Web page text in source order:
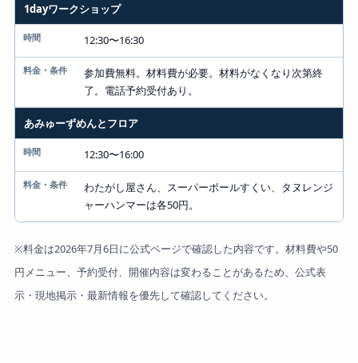
1dayワークショップ
12:30〜16:30
参加費無料。材料費が必要。材料がなくなり次第終
了。電話予約受付あり。
あみゅーずめんとフロア
12:30〜16:00
わたがし屋さん、スーパーボールすくい、タヌレンジ
ャーハンマーは各50円。
※料金は2026年7月6日に公式ページで確認した内容です。材料費や50
円メニュー、予約受付、開催内容は変わることがあるため、公式表
示・現地掲示・最新情報を優先して確認してください。